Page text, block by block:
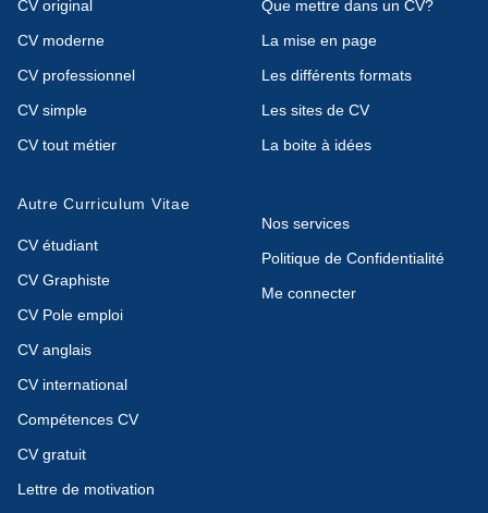
CV original
CV moderne
CV professionnel
CV simple
CV tout métier
Que mettre dans un CV?
La mise en page
Les différents formats
Les sites de CV
La boite à idées
Autre Curriculum Vitae
CV étudiant
CV Graphiste
CV Pole emploi
CV anglais
CV international
Compétences CV
CV gratuit
Lettre de motivation
Nos services
Politique de Confidentialité
Me connecter